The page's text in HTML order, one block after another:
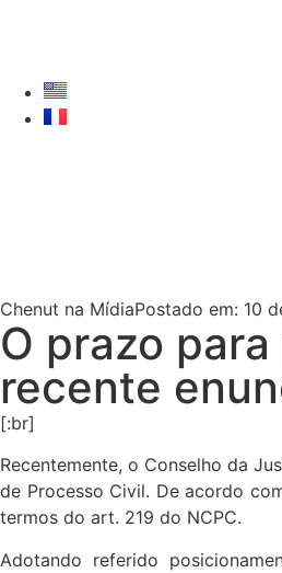
Chenut na MídiaPostado em: 10
O prazo
recente
[:br]
Recentemente, o Conselho da
de Processo Civil. De acordo
termos do art. 219 do NCPC.
Adotando referido